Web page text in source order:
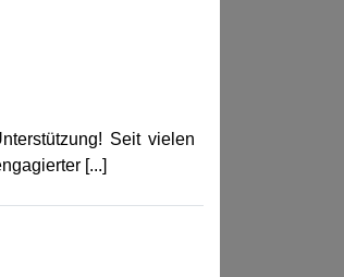
Seit vielen
[...]